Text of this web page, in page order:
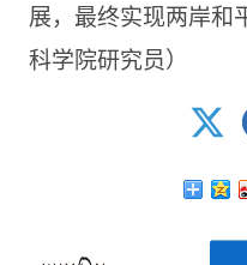
展，最终实现两岸和
科学院研究员）